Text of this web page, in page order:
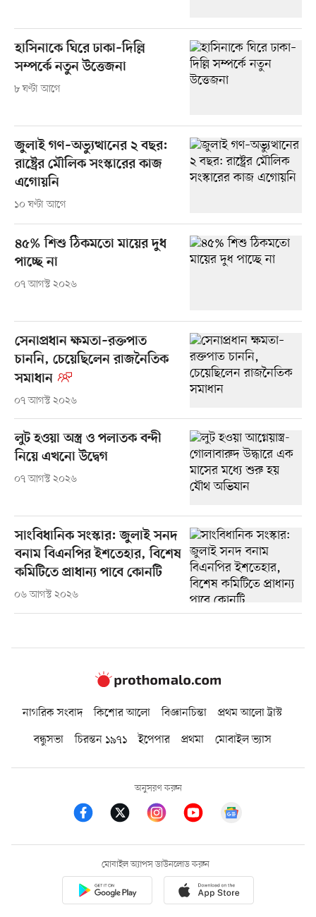
হাসিনাকে ঘিরে ঢাকা–দিল্লি
সম্পর্কে নতুন উত্তেজনা
৮ ঘণ্টা আগে
জুলাই গণ–অভ্যুত্থানের ২ বছর:
রাষ্ট্রের মৌলিক সংস্কারের কাজ
এগোয়নি
১০ ঘণ্টা আগে
৪৫% শিশু ঠিকমতো মায়ের দুধ
পাচ্ছে না
০৭ আগস্ট ২০২৬
সেনাপ্রধান ক্ষমতা–রক্তপাত
চাননি, চেয়েছিলেন রাজনৈতিক
সমাধান
০৭ আগস্ট ২০২৬
লুট হওয়া অস্ত্র ও পলাতক বন্দী
নিয়ে এখনো উদ্বেগ
০৭ আগস্ট ২০২৬
সাংবিধানিক সংস্কার: জুলাই সনদ
বনাম বিএনপির ইশতেহার, বিশেষ
কমিটিতে প্রাধান্য পাবে কোনটি
০৬ আগস্ট ২০২৬
নাগরিক সংবাদ কিশোর আলো বিজ্ঞানচিন্তা
প্রথম আলো ট্রাস্ট
বন্ধুসভা
চিরন্তন ১৯৭১ ইপেপার প্রথমা মোবাইল ভ্যাস
অনুসরণ করুন
মোবাইল অ্যাপস ডাউনলোড করুন